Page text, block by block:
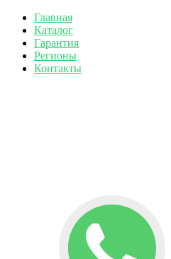
Главная
Каталог
Гарантия
Регионы
Контакты